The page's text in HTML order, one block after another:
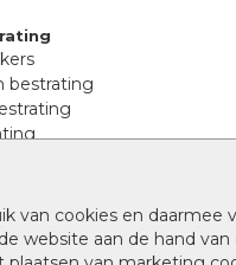
van cookies en daarmee
website aan de hand
bestrating